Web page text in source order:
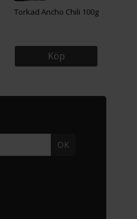
Torkad Ancho Chili 100g
Köp
OK